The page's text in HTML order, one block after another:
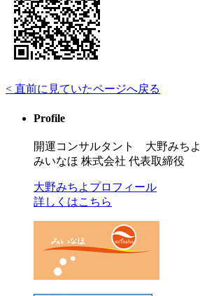
< 直前に見ていたページへ戻る
Profile
開運コンサルタント 大野みちよ
みいなほ 株式会社 代表取締役
大野みちよプロフィール
詳しくはこちら